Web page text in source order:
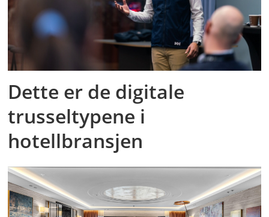
Dette er de digitale
trusseltypene i
hotellbransjen